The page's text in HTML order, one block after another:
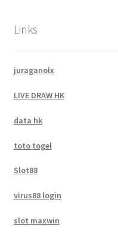
Links
juraganolx
LIVE DRAW HK
data hk
toto togel
Slot88
virus88 login
slot maxwin